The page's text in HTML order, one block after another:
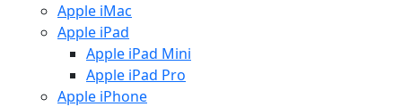
Apple iMac
Apple iPad
Apple iPad Mini
Apple iPad Pro
Apple iPhone